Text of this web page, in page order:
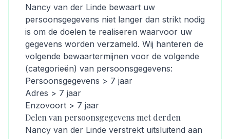
Nancy van der Linde bewaart uw
persoonsgegevens niet langer dan strikt nodig
is om de doelen te realiseren waarvoor uw
gegevens worden verzameld. Wij hanteren de
volgende bewaartermijnen voor de volgende
(categorieën) van persoonsgegevens:
Persoonsgegevens > 7 jaar
Adres > 7 jaar
Enzovoort > 7 jaar
Delen van persoonsgegevens met derden
Nancy van der Linde verstrekt uitsluitend aan